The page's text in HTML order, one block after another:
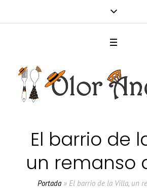
El barrio de
un remanso
Portada » El barrio de la Villa, un